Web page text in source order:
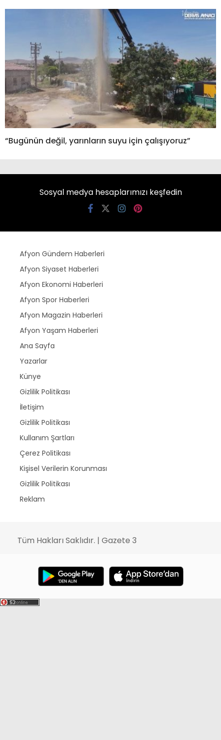
“Bugünün değil, yarınların suyu için çalışıyoruz”
Sosyal medya hesaplarımızı keşfedin
Afyon Gündem Haberleri
Afyon Siyaset Haberleri
Afyon Ekonomi Haberleri
Afyon Spor Haberleri
Afyon Magazin Haberleri
Afyon Yaşam Haberleri
Ana Sayfa
Yazarlar
Künye
Gizlilik Politikası
İletişim
Gizlilik Politikası
Kullanım Şartları
Çerez Politikası
Kişisel Verilerin Korunması
Gizlilik Politikası
Reklam
Tüm Hakları Saklıdır. | Gazete 3